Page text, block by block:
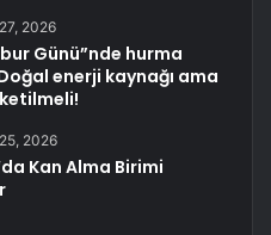
2026
Günü”nde hurma
enerji kaynağı ama
2026
Kan Alma Birimi